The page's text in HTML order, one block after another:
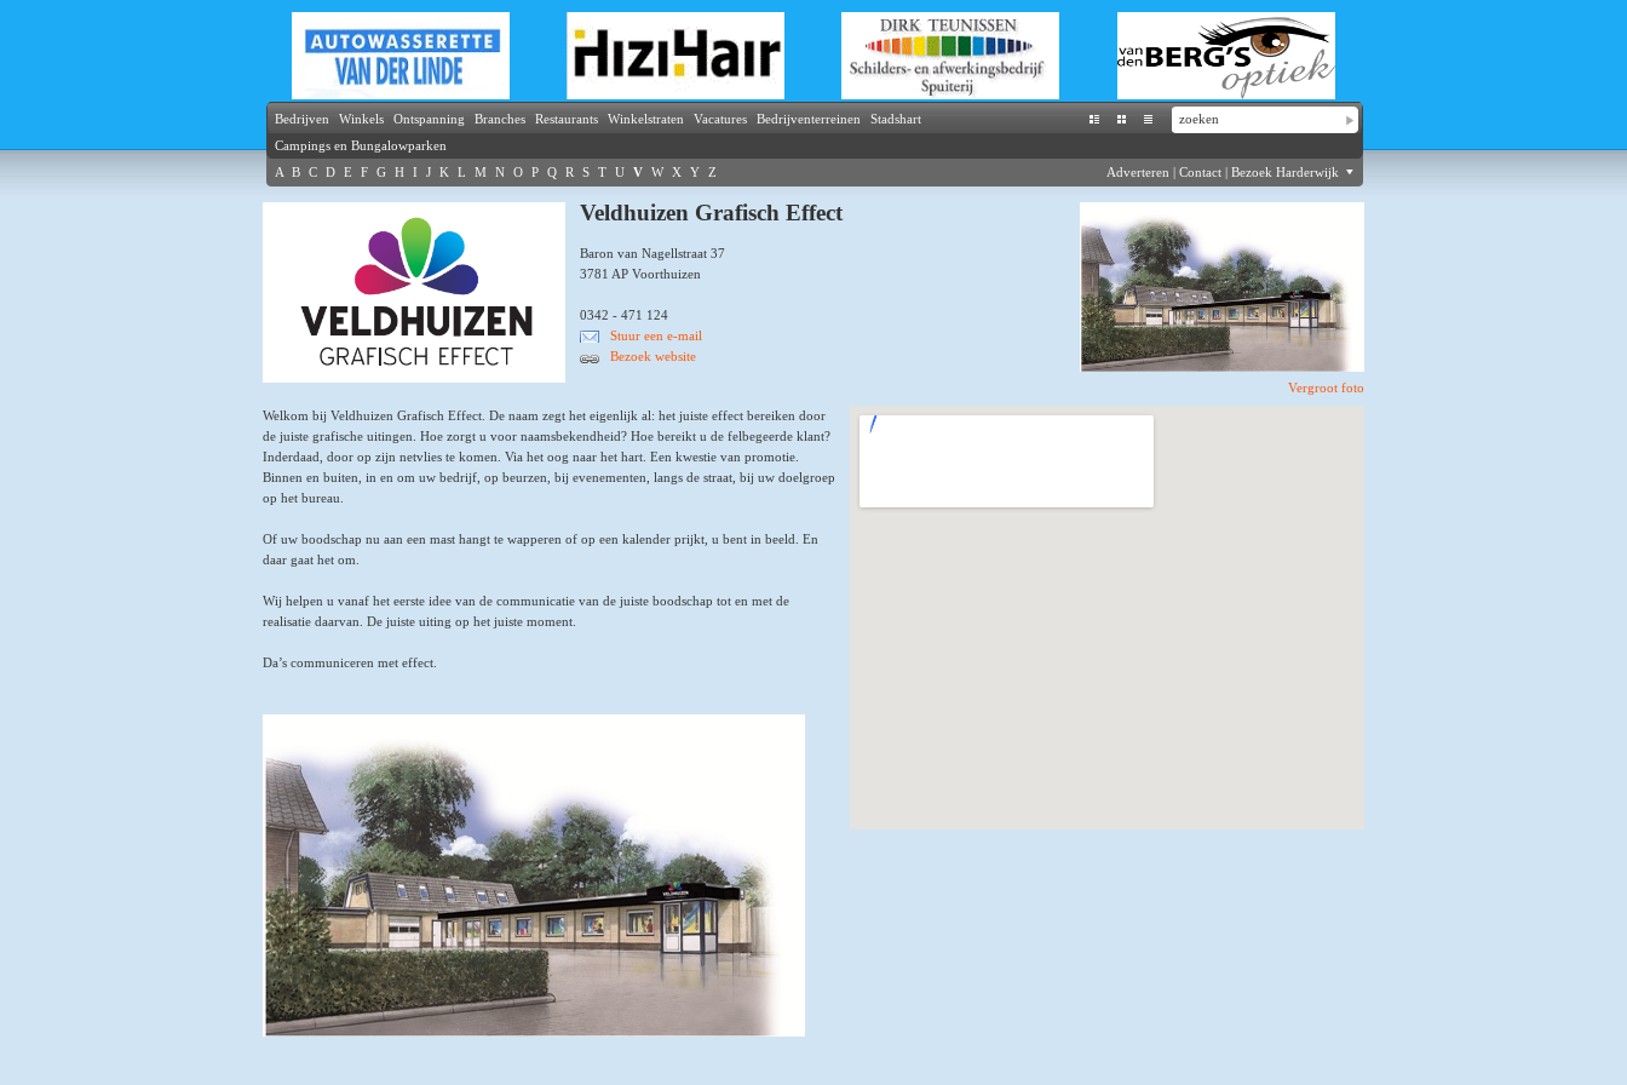
Bedrijven Winkels Ontspanning Branches Restaurants Winkelstraten Vacatures Bedrijventerreinen
Stadshart
Campings en Bungalowparken
A B C D E F G H I J K L M N O P Q R S T U V W X Y Z Adverteren | Contact | Bezoek Harderwijk
Veldhuizen Grafisch Effect
Baron van Nagellstraat 37
3781 AP Voorthuizen
0342 - 471 124
Stuur een e-mail
Bezoek website
Vergroot foto
Welkom bij Veldhuizen Grafisch Effect. De naam zegt het eigenlijk al: het juiste effect bereiken door
de juiste grafische uitingen. Hoe zorgt u voor naamsbekendheid? Hoe bereikt u de felbegeerde klant?
Inderdaad, door op zijn netvlies te komen. Via het oog naar het hart. Een kwestie van promotie.
Binnen en buiten, in en om uw bedrijf, op beurzen, bij evenementen, langs de straat, bij uw doelgroep
op het bureau.
Of uw boodschap nu aan een mast hangt te wapperen of op een kalender prijkt, u bent in beeld. En
daar gaat het om.
Wij helpen u vanaf het eerste idee van de communicatie van de juiste boodschap tot en met de
realisatie daarvan. De juiste uiting op het juiste moment.
Da’s communiceren met effect.